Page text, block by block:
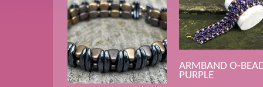
ARMBAND O-
PURPLE